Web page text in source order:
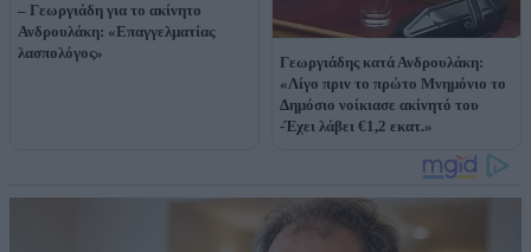
– Γεωργιάδη για το ακίνητο
Ανδρουλάκη: «Επαγγελματίας
λασπολόγος»
Γεωργιάδης κατά Ανδρουλάκη:
«Λίγο πριν το πρώτο Μνημόνιο το
Δημόσιο νοίκιασε ακίνητό του
-Έχει λάβει €1,2 εκατ.»